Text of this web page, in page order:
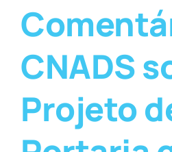
CNADS
Projeto